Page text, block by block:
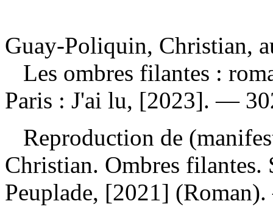
Guay-Poliquin, Christian,
Les ombres filantes :
Paris : J'ai lu, [2023]. —
Reproduction de
Christian. Ombres filantes.
Peuplade, [2021]